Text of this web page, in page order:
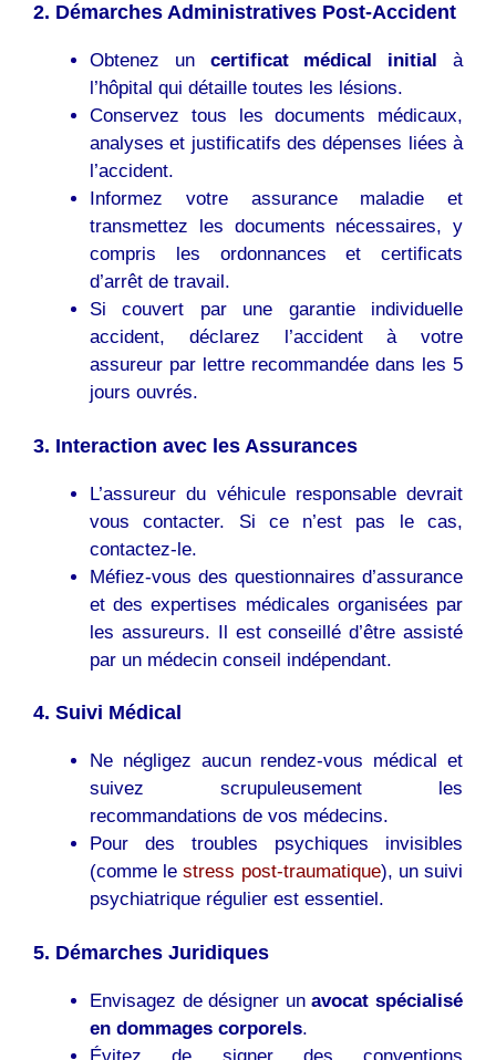
2. Démarches Administratives Post-Accident
Obtenez un certificat médical initial à
l’hôpital qui détaille toutes les lésions.
Conservez tous les documents médicaux,
analyses et justificatifs des dépenses liées à
l’accident.
Informez votre assurance maladie et
transmettez les documents nécessaires, y
compris les ordonnances et certificats
d’arrêt de travail.
Si couvert par une garantie individuelle
accident, déclarez l’accident à votre
assureur par lettre recommandée dans les 5
jours ouvrés.
3. Interaction avec les Assurances
L’assureur du véhicule responsable devrait
vous contacter. Si ce n’est pas le cas,
contactez-le.
Méfiez-vous des questionnaires d’assurance
et des expertises médicales organisées par
les assureurs. Il est conseillé d’être assisté
par un médecin conseil indépendant.
4. Suivi Médical
Ne négligez aucun rendez-vous médical et
suivez scrupuleusement les
recommandations de vos médecins.
Pour des troubles psychiques invisibles
(comme le stress post-traumatique), un suivi
psychiatrique régulier est essentiel.
5. Démarches Juridiques
Envisagez de désigner unavocat spécialisé
en dommages corporels.
Évitez de signer des conventions